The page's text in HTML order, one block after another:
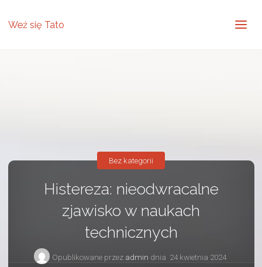
Weź się Tato
Histereza: nieodwracalne
zjawisko w naukach
technicznych
Opublikowane przez admin dnia 24 kwietnia 2024
Bez kategorii